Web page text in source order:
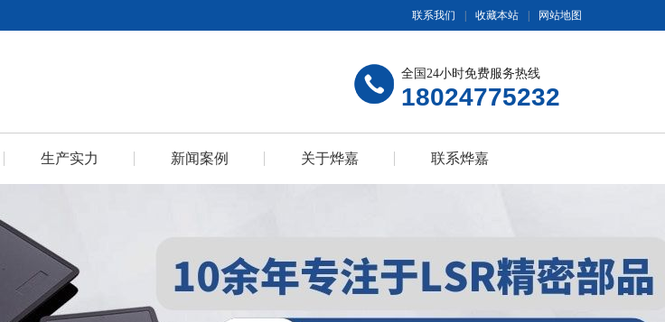
联系我们 收藏本站 网站地图
全国24小时免费服务热线
18024775232
生产实力 新闻案例 关于烨嘉 联系烨嘉